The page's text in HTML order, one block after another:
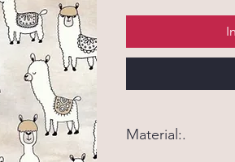
Material:.